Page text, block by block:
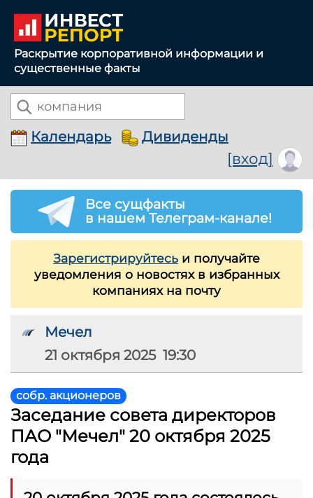
Раскрытие корпоративной информации и
существенные факты
Календарь Дивиденды
[вход]
Все сущфакты
в нашем Телеграм-канале!
Зарегистрируйтесь и получайте
уведомления о новостях в избранных
компаниях на почту
Мечел
21 октября 2025 19:30
собр. акционеров
Заседание совета директоров
ПАО "Мечел" 20 октября 2025
года